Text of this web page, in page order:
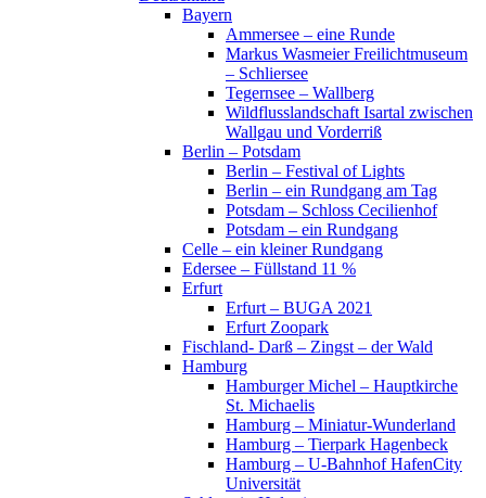
Bayern
Ammersee – eine Runde
Markus Wasmeier Freilichtmuseum
– Schliersee
Tegernsee – Wallberg
Wildflusslandschaft Isartal zwischen
Wallgau und Vorderriß
Berlin – Potsdam
Berlin – Festival of Lights
Berlin – ein Rundgang am Tag
Potsdam – Schloss Cecilienhof
Potsdam – ein Rundgang
Celle – ein kleiner Rundgang
Edersee – Füllstand 11 %
Erfurt
Erfurt – BUGA 2021
Erfurt Zoopark
Fischland- Darß – Zingst – der Wald
Hamburg
Hamburger Michel – Hauptkirche
St. Michaelis
Hamburg – Miniatur-Wunderland
Hamburg – Tierpark Hagenbeck
Hamburg – U-Bahnhof HafenCity
Universität